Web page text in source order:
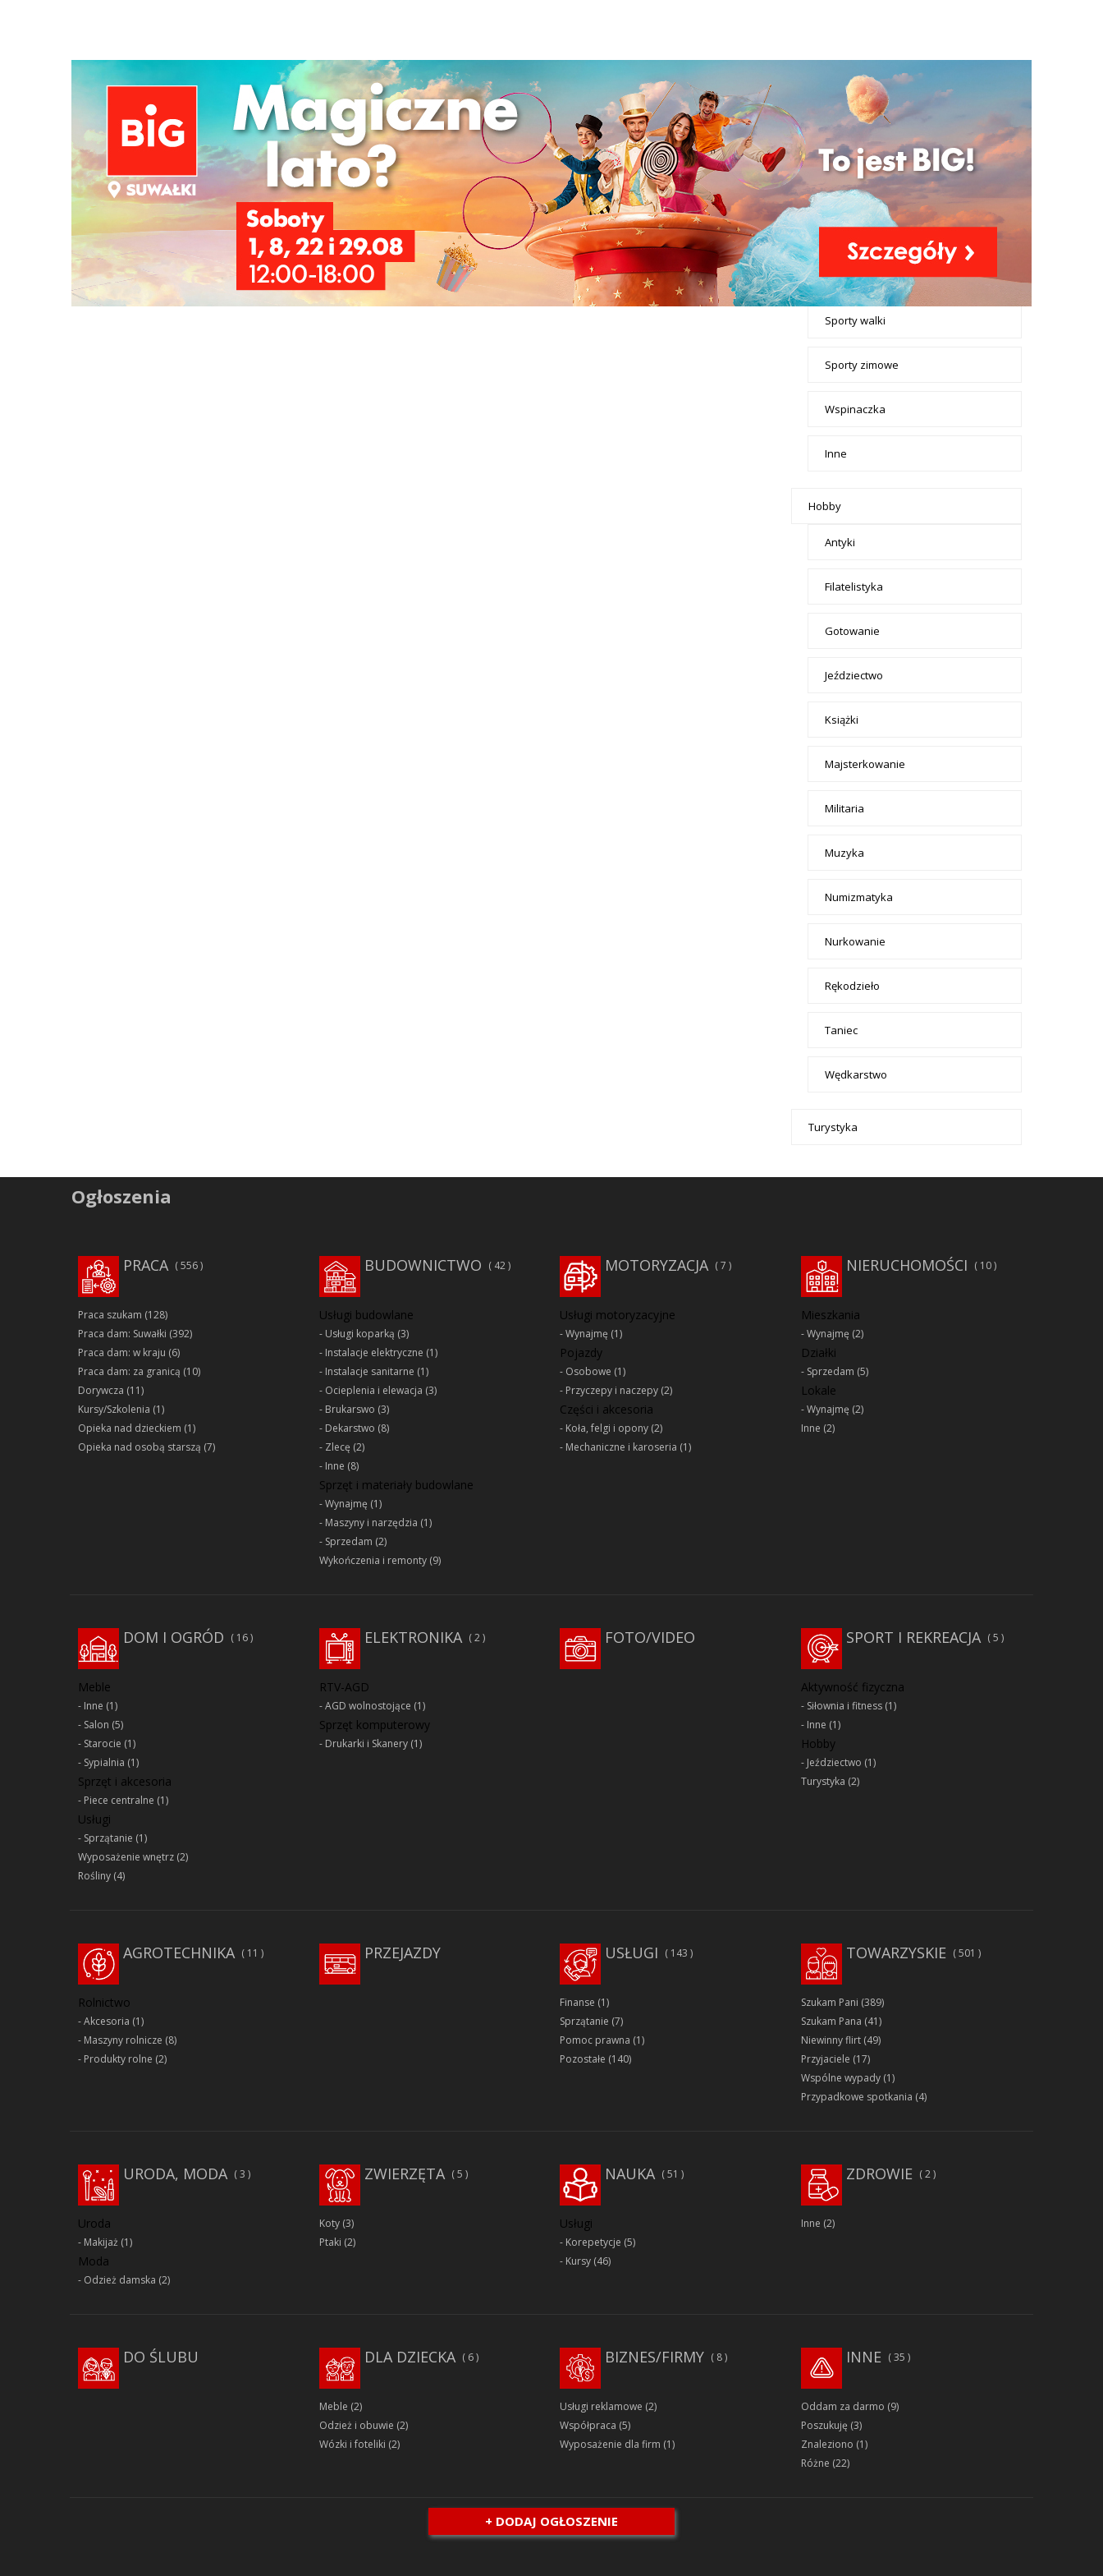
Szukana fraza w ogłoszeniach
Sprzedam ławeczkę
Sprzedam ławeczkę regulowaną do ćwiczeń Zdjęcie mogę wysłać na maila
Siłownia i fitness Telefon: 507227355 Mail:
2026-06-22
więcej »
+ Dodaj ogłoszenie
Ogłoszenia
- tax -
menu-
Sport i
rekreacja
Sport i rekreacja
Aktywność fizyczna
Rowery i akcesoria
Siłownia i fitness
Sporty letnie
Sporty walki
Sporty zimowe
Wspinaczka
Inne
Hobby
Antyki
Filatelistyka
Gotowanie
Jeździectwo
Książki
Majsterkowanie
Militaria
Muzyka
Numizmatyka
Nurkowanie
Rękodzieło
Taniec
Wędkarstwo
Turystyka
Ogłoszenia
PRACA 556
Praca szukam (128)
Praca dam: Suwałki (392)
Praca dam: w kraju (6)
Praca dam: za granicą (10)
Dorywcza (11)
Kursy/Szkolenia (1)
Opieka nad dzieckiem (1)
Opieka nad osobą starszą (7)
BUDOWNICTWO 42
Usługi budowlane
Usługi koparką (3)
Instalacje elektryczne (1)
Instalacje sanitarne (1)
Ocieplenia i elewacja (3)
Brukarswo (3)
Dekarstwo (8)
Zlecę (2)
Inne (8)
Sprzęt i materiały budowlane
Wynajmę (1)
Maszyny i narzędzia (1)
Sprzedam (2)
Wykończenia i remonty(9)
MOTORYZACJA 7
Usługi motoryzacyjne
Wynajmę (1)
Pojazdy
Osobowe (1)
Przyczepy i naczepy (2)
Części i akcesoria
Koła, felgi i opony (2)
Mechaniczne i karoseria (1)
NIERUCHOMOŚCI 10
Mieszkania
Wynajmę (2)
Działki
Sprzedam (5)
Lokale
Wynajmę (2)
Inne (2)
DOM I OGRÓD 16
Meble
Inne (1)
Salon (5)
Starocie (1)
Sypialnia (1)
Sprzęt i akcesoria
Piece centralne (1)
Usługi
Sprzątanie (1)
Wyposażenie wnętrz (2)
Rośliny (4)
2
ELEKTRONIKA
RTV-AGD
AGD wolnostojące (1)
Sprzęt komputerowy
Drukarki i Skanery(1)
FOTO/VIDEO SPORT I REKREACJA 5
Aktywność fizyczna
Siłownia i fitness(1)
Inne (1)
Hobby
Jeździectwo (1)
Turystyka (2)
AGROTECHNIKA 11
Rolnictwo
Akcesoria (1)
Maszyny rolnicze (8)
Produkty rolne (2)
PRZEJAZDY 143
USŁUGI
Finanse (1)
Sprzątanie (7)
Pomoc prawna (1)
Pozostałe (140)
TOWARZYSKIE 501
Szukam Pani (389)
Szukam Pana (41)
Niewinny flirt(49)
Przyjaciele (17)
Wspólne wypady(1)
Przypadkowe spotkania (4)
URODA, MODA 3
Uroda
Makijaż (1)
Moda
Odzież damska (2)
ZWIERZĘTA 5
Koty(3)
Ptaki (2)
51
NAUKA
Usługi
Korepetycje (5)
Kursy (46)
ZDROWIE 2
Inne (2)
DO ŚLUBU 6
DLA DZIECKA
Meble (2)
Odzież i obuwie (2)
Wózki i foteliki (2)
8
BIZNES/FIRMY
Usługi reklamowe (2)
Współpraca (5)
Wyposażenie dla firm (1)
35
INNE
Oddam za darmo (9)
Poszukuję (3)
Znaleziono (1)
Różne (22)
+ DODAJ OGŁOSZENIE